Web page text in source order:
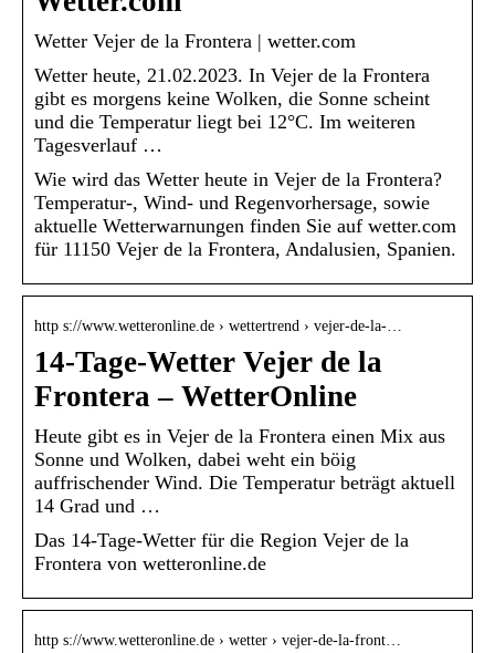
Wetter Vejer de la Frontera | wetter.com
Wetter heute, 21.02.2023. In Vejer de la Frontera
gibt es morgens keine Wolken, die Sonne scheint
und die Temperatur liegt bei 12°C. Im weiteren
Tagesverlauf …
Wie wird das Wetter heute in Vejer de la Frontera?
Temperatur-, Wind- und Regenvorhersage, sowie
aktuelle Wetterwarnungen finden Sie auf wetter.com
für 11150 Vejer de la Frontera, Andalusien, Spanien.
http s://www.wetteronline.de › wettertrend › vejer-de-la-…
14-Tage-Wetter Vejer de la
Frontera – WetterOnline
Heute gibt es in Vejer de la Frontera einen Mix aus
Sonne und Wolken, dabei weht ein böig
auffrischender Wind. Die Temperatur beträgt aktuell
14 Grad und …
Das 14-Tage-Wetter für die Region Vejer de la
Frontera von wetteronline.de
http s://www.wetteronline.de › wetter › vejer-de-la-front…